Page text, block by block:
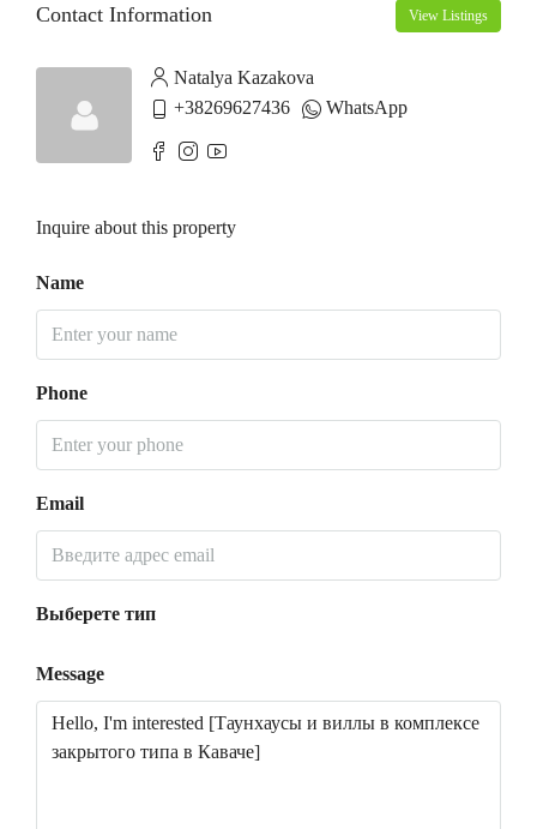
Contact Information View Listings
Natalya Kazakova
+38269627436
WhatsApp
Inquire about this property
Name
Phone
Email
Выберете тип
Message